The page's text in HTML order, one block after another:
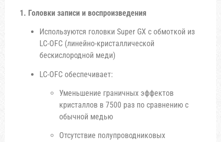
1. Головки записи и воспроизведения
Используются головки Super GX с обмоткой из
LC-OFC (линейно-кристаллической
бескислородной меди)
LC-OFC обеспечивает:
Уменьшение граничных эффектов
кристаллов в 7500 раз по сравнению с
обычной медью
Отсутствие полупроводниковых